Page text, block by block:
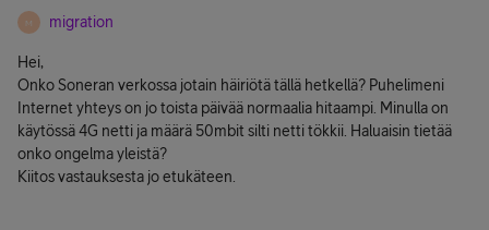
M migration
Hei,
Onko Soneran verkossa jotain häiriötä tällä hetkellä? Puhelimeni
Internet yhteys on jo toista päivää normaalia hitaampi. Minulla on
käytössä 4G netti ja määrä 50mbit silti netti tökkii. Haluaisin tietää
onko ongelma yleistä?
Kiitos vastauksesta jo etukäteen.